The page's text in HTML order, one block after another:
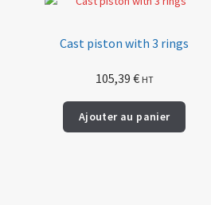
Cast piston with 3 rings
105,39 € HT
Ajouter au panier